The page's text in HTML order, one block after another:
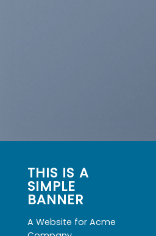
THIS IS A
SIMPLE
BANNER
A Website for Acme